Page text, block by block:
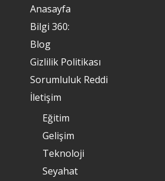
Anasayfa
Bilgi 360:
Blog
Gizlilik Politikası
Sorumluluk Reddi
İletişim
Eğitim
Gelişim
Teknoloji
Seyahat